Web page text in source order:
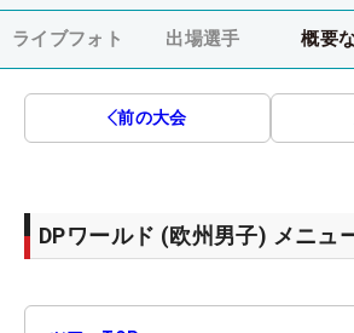
ライブフォト 出場選手 概要
前の大会
DPワールド (欧州男子) メニュ